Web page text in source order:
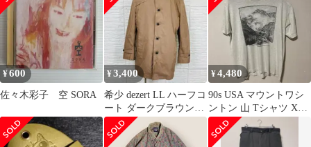
167.5cm 裄67cm L トー
ル きもの北條 A1373-3
ちょっとふくよかL 特
品 身丈160cm 裄丈
63.3cm 袷 仕立て上がり
一つ紋 友禅 落款有り
作家物 緑 風景 リユー
ス uu1765b
¥600
佐々木彩子 空 SORA
¥3,400
希少 dezert LL ハーフコ
ート ダークブラウン系
デザート[6382]
¥4,480
90s USA マウントワシ
ントン 山 Tシャツ XL
フルーツオブザルーム